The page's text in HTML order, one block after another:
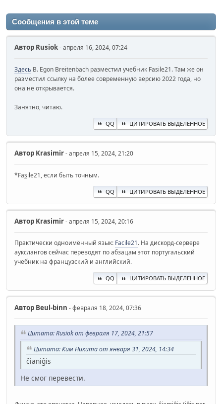
Сообщения в этой теме
Автор Rusiok- апреля 16, 2024, 07:24
Здесь B. Egon Breitenbach разместил учебник Fasile21. Там же он
разместил ссылку на более современную версию 2022 года, но
она не открывается.
Занятно, читаю.
QQ ЦИТИРОВАТЬ ВЫДЕЛЕННОЕ
Автор Krasimir- апреля 15, 2024, 21:20
*Fasile21, если быть точным.
QQ ЦИТИРОВАТЬ ВЫДЕЛЕННОЕ
Автор Krasimir- апреля 15, 2024, 20:16
Практически одноимённый язык: Facile21. На дискорд-сервере
аукслангов сейчас переводят по абзацам этот португальский
учебник на французский и английский.
QQ ЦИТИРОВАТЬ ВЫДЕЛЕННОЕ
Автор Beul-binn - февраля 18, 2024, 07:36
Цитата: Rusiok от февраля 17, 2024, 21:57
Цитата: Ким Никита от января 31, 2024, 14:34
ĉianiĝis
Не смог перевести.